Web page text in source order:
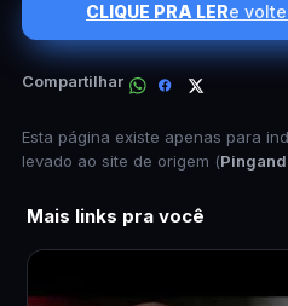
CLIQUE PRA LERe
Compartilhar
Esta página existe apenas para
levado ao site de origem (
Mais links pra você